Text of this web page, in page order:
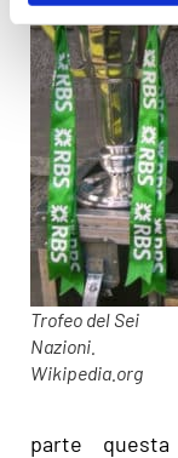
Trofeo del Sei
Nazioni.
Wikipedia.org
parte